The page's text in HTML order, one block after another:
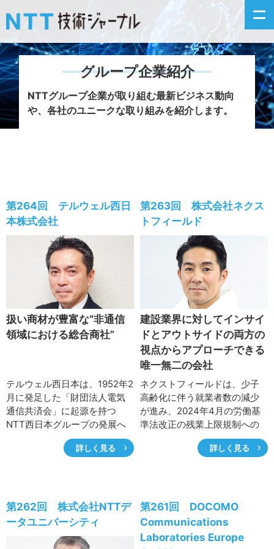
新着情報
イベントカレンダー
グループ企業紹介
NTTグループ企業が取り組む最新ビジネス動向
や、各社のユニークな取り組みを紹介します。
第264回 テルウェル西日
本株式会社
扱い商材が豊富な“非通信
領域における総合商社”
テルウェル西日本は、1952年2
月に発足した「財団法人電気
通信共済会」に起源を持つ
NTT西日本グループの発展へ
貢献するべく事業展開を図っ
ています。2001年4月の独立・
BPO（Business Process
Outsourcing）サービスへと業
ける総合商社”としてロボット
詳しく見る
第263回 株式会社ネクス
トフィールド
建設業界に対してインサイ
ドとアウトサイドの両方の
視点からアプローチできる
唯一無二の会社
ネクストフィールドは、少子
高齢化に伴う就業者数の減少
が進み、2024年4月の労働基
準法改正の残業上限規制への
対応が必須となる2024年問題
という大きな課題を抱える建
ンをもたらすために設立され
た会社です。「DXの力で建設
業界すべての人たちに、最高
の場を提供する」というビジ
詳しく見る
第262回 株式会社NTTデ
ータユニバーシティ
第261回 DOCOMO
Communications
Laboratories Europe